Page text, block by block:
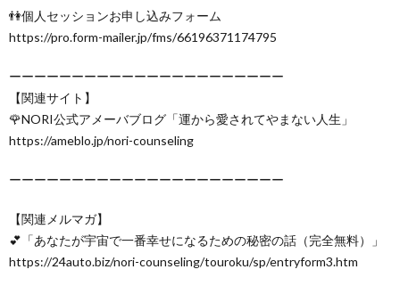
👫個人セッションお申し込みフォーム
https://pro.form-mailer.jp/fms/66196371174795
ーーーーーーーーーーーーーーーーーーーーーー
【関連サイト】
🌹NORI公式アメーバブログ「運から愛されてやまない人生」
https://ameblo.jp/nori-counseling
ーーーーーーーーーーーーーーーーーーーーーー
【関連メルマガ】
💕「あなたが宇宙で一番幸せになるための秘密の話（完全無料）」
https://24auto.biz/nori-counseling/touroku/sp/entryform3.htm